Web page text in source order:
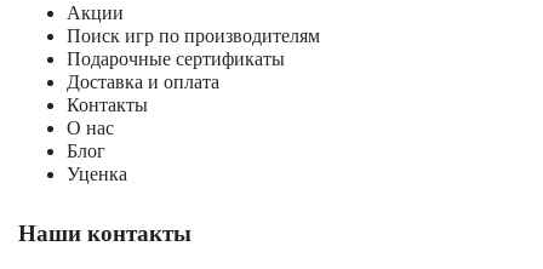
Акции
Поиск игр по производителям
Подарочные сертификаты
Доставка и оплата
Контакты
О нас
Блог
Уценка
Наши контакты